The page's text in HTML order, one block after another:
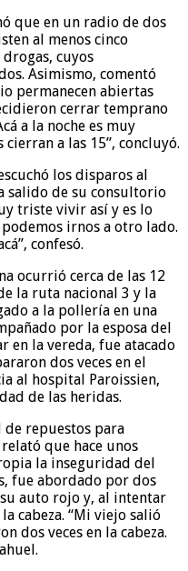
que en un radio de dos
al menos cinco
drogas, cuyos
Asimismo, comentó
permanecen abiertas
cerrar temprano
a la noche es muy
a las 15”, concluyó.
los disparos al
salido de su consultorio
triste vivir así y es lo
irnos a otro lado.
confesó.
ocurrió cerca de las 12
la ruta nacional 3 y la
a la pollería en una
por la esposa del
en la vereda, fue atacado
dos veces en el
al hospital Paroissien,
de las heridas.
de repuestos para
que hace unos
la inseguridad del
fue abordado por dos
auto rojo y, al intentar
cabeza. “Mi viejo salió
dos veces en la cabeza.